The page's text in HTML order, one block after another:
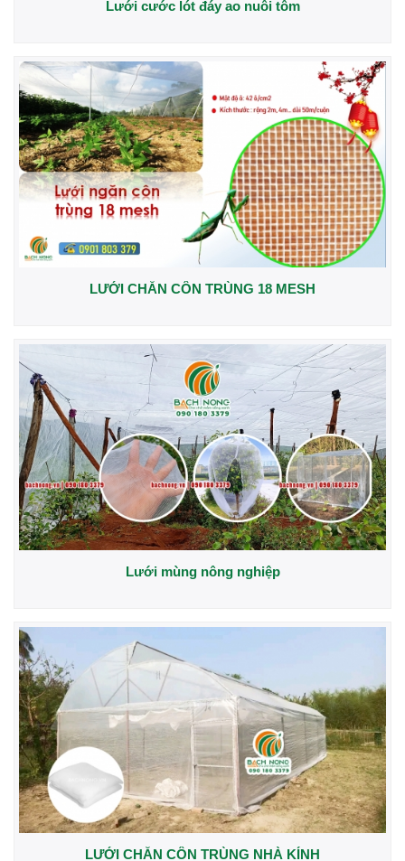
Lưới cước lót đáy ao nuôi tôm
LƯỚI CHẮN CÔN TRÙNG 18 MESH
Lưới mùng nông nghiệp
LƯỚI CHẮN CÔN TRÙNG NHÀ KÍNH